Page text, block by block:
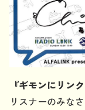
『ギモンにリン
リスナーのみな